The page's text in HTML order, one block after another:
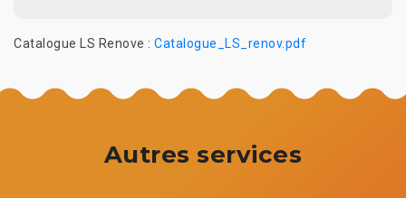
Catalogue LS Renove : Catalogue_LS_renov.pdf
Autres services